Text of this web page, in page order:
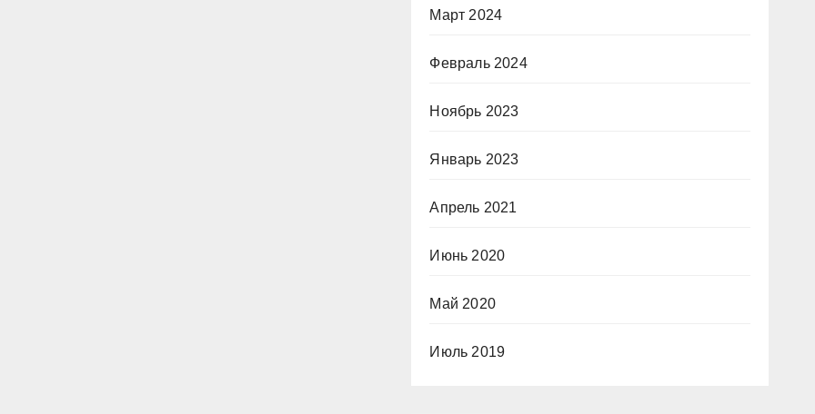
Март 2024
Февраль 2024
Ноябрь 2023
Январь 2023
Апрель 2021
Июнь 2020
Май 2020
Июль 2019